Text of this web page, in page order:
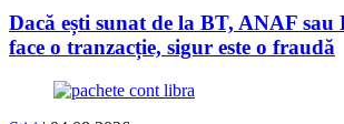
Dacă ești sunat de la BT, ANAF
face o tranzacție, sigur este o fraudă